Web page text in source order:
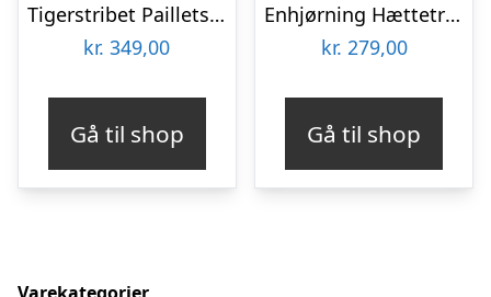
Tigerstribet Pailletskjorte Regnbue
kr. 349,00
Gå til shop
Enhjørning Hættetrøje
kr. 279,00
Gå til shop